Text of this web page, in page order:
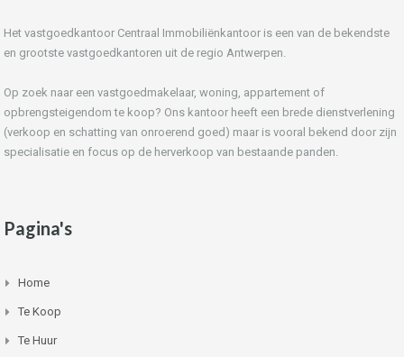
Het vastgoedkantoor Centraal Immobiliënkantoor is een van de bekendste
en grootste vastgoedkantoren uit de regio Antwerpen.
Op zoek naar een vastgoedmakelaar, woning, appartement of
opbrengsteigendom te koop? Ons kantoor heeft een brede dienstverlening
(verkoop en schatting van onroerend goed) maar is vooral bekend door zijn
specialisatie en focus op de herverkoop van bestaande panden.
Pagina's
Home
Te Koop
Te Huur